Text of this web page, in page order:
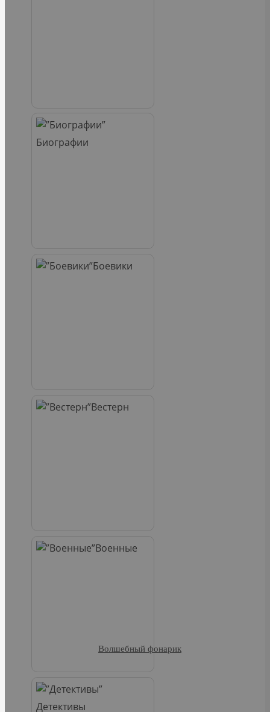
Биографии
Боевики
Вестерн
Военные
Детективы
Волшебный фонарик